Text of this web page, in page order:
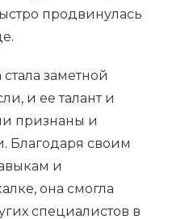
продвинулась
заметной
и ее талант и
признаны и
Благодаря своим
и
она смогла
специалистов в